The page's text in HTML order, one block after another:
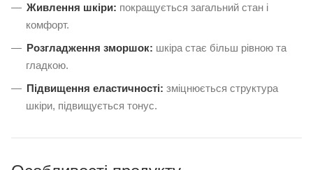
Живлення шкіри: покращується загальний стан і
комфорт.
Розгладження зморшок: шкіра стає більш рівною та
гладкою.
Підвищення еластичності: зміцнюється структура
шкіри, підвищується тонус.